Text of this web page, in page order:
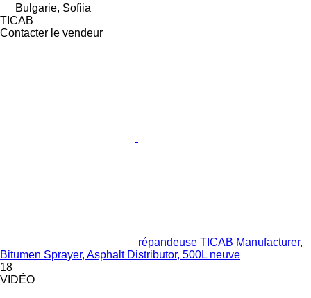
Bulgarie, Sofiia
TICAB
Contacter le vendeur
répandeuse TICAB Manufacturer,
Bitumen Sprayer, Asphalt Distributor, 500L neuve
18
VIDÉO